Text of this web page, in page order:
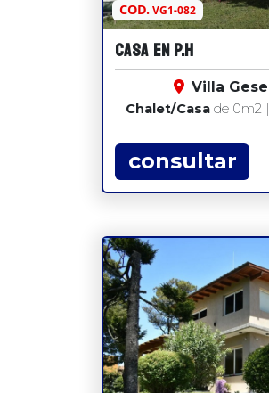
COD.VG1-082
CASA EN P.H
Villa Gesell
Chalet/Casa de 0m2
consultar